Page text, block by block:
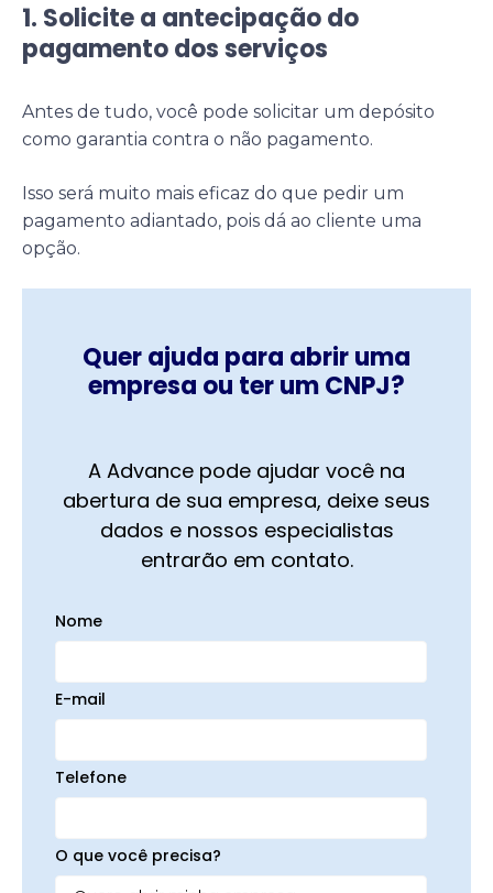
1. Solicite a antecipação do
pagamento dos serviços
Antes de tudo, você pode solicitar um depósito
como garantia contra o não pagamento.
Isso será muito mais eficaz do que pedir um
pagamento adiantado, pois dá ao cliente uma
opção.
Quer ajuda para abrir uma
empresa ou ter um CNPJ?
A Advance pode ajudar você na
abertura de sua empresa, deixe seus
dados e nossos especialistas
entrarão em contato.
Nome
E-mail
Telefone
O que você precisa?